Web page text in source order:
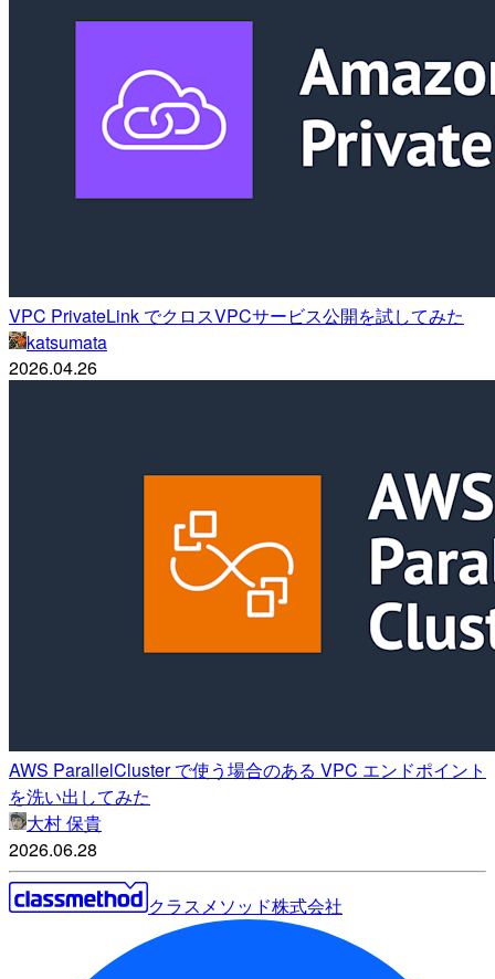
VPC PrivateLink でクロスVPCサービス公開を試してみた
katsumata
2026.04.26
AWS ParallelCluster で使う場合のある VPC エンドポイント
を洗い出してみた
大村 保貴
2026.06.28
クラスメソッド株式会社